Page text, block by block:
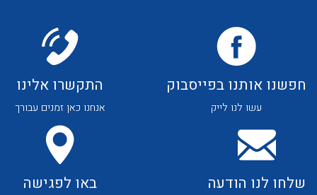
לכל מוצרי היצרן לכל מוצרי היצרן
חפשנו אותנו בפייסבוק
עשו לנו לייק
התקשרו אלינו
אנחנו כאן זמנים עבורך
שלחו לנו הודעה באו לפגישה